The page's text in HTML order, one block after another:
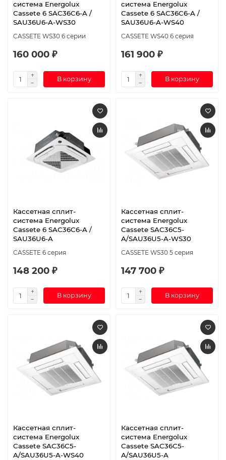
система Energolux
Cassete 6 SAC36C6-A /
SAU36U6-A-WS30
CASSETE WS30 6 серии
160 000 ₽
В корзину
система Energolux
Cassete 6 SAC36C6-A /
SAU36U6-A-WS40
CASSETE WS40 6 серия
161 900 ₽
В корзину
Кассетная сплит-
система Energolux
Cassete 6 SAС36С6-A /
SAU36U6-A
CASSETE 6 серия
148 200 ₽
В корзину
Кассетная сплит-
система Energolux
Cassete SAC36C5-
A/SAU36U5-A-WS30
CASSETE WS30 5 серия
147 700 ₽
В корзину
Кассетная сплит-
система Energolux
Cassete SAC36C5-
A/SAU36U5-A-WS40
Кассетная сплит-
система Energolux
Cassete SAC36С5-
A/SAU36U5-A